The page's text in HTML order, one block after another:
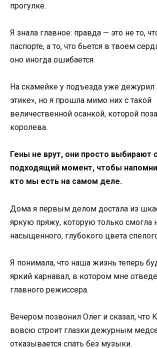
прогулке.
Я знала главное: правда — это не то,
паспорте, а то, что бьется в твоем
оно иногда ошибается.
На скамейке у подъезда уже дежурил
этике», но я прошла мимо них с такой
величественной осанкой, которой
королева.
Гены не врут, они просто выбирают
подходящий момент, чтобы
кто мы есть на самом деле.
Дома я первым делом достала из
яркую пряжу, которую только смогла
насыщенного, глубокого цвета
Я понимала, что наша жизнь теперь
яркий карнавал, в котором мне
главного режиссера.
Вечером позвонил Олег и сказал, что
вовсю строит глазки дежурным
отказывается спать без музыки.